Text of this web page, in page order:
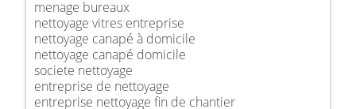
menage bureaux
nettoyage vitres entreprise
nettoyage canapé à domicile
nettoyage canapé domicile
societe nettoyage
entreprise de nettoyage
entreprise nettoyage fin de chantier